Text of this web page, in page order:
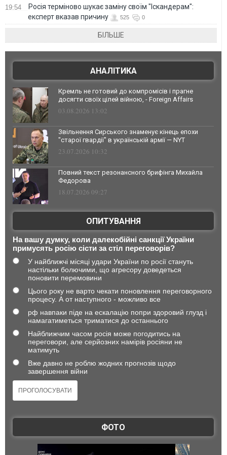
19:54
Росія терміново шукає заміну своїм "Іскандерам":
експерт вказав причину
525 0
БІЛЬШЕ
АНАЛІТИКА
Кремль не готовий до компромісів і прагне
досягти своїх цілей війною, - Foreign Affairs
03.08.2026 13:02
Звільнення Сирського знаменує кінець епохи
"старої гвардії" в українській армії — NYT
23.07.2026 10:32
Повний текст резонансного брифінга Михайла
Федорова
18.07.2026 09:27
ОПИТУВАННЯ
На вашу думку, коли далекобійні санкції України
примусять росію сісти за стіл переговорів?
У найближчі місяці удари України по росії стануть
настільки болючими, що агресору доведеться
поновити перемовини
Цього року не варто чекати поновлення переговорного
процесу. А от наступного - можливо все
рф навпаки піде на ескалацію попри здоровий глузд і
намагатиметься триматися до останнього
Найближчим часом росія може погодитись на
переговори, але серйозних намірів росіяни не
матимуть
Вже давно не роблю жодних прогнозів щодо
завершення війни
ФОТО